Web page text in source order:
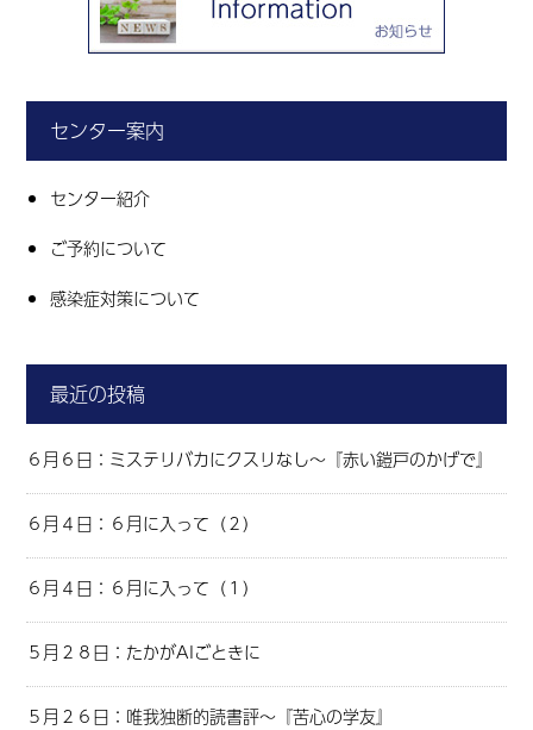
センター案内
センター紹介
ご予約について
感染症対策について
最近の投稿
６月６日：ミステリバカにクスリなし～『赤い鎧戸のかげで』
６月４日：６月に入って（２）
６月４日：６月に入って（１）
５月２８日：たかがAIごときに
５月２６日：唯我独断的読書評～『苦心の学友』